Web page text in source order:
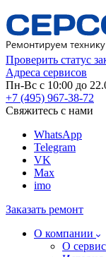
Проверить статус
Адреса сервисов
Пн-Вс с 10:00 до
+7 (495) 967-38-72
Свяжитесь с нами
WhatsApp
Telegram
VK
Max
imo
Заказать ремонт
О компании
О